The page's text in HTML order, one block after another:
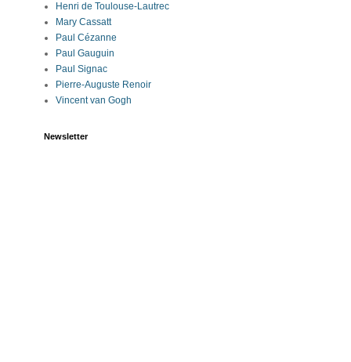
Henri de Toulouse-Lautrec
Mary Cassatt
Paul Cézanne
Paul Gauguin
Paul Signac
Pierre-Auguste Renoir
Vincent van Gogh
Newsletter